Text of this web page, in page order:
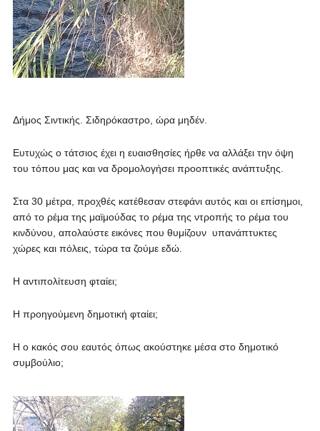
Δήμος Σιντικής. Σιδηρόκαστρο, ώρα μηδέν.
Ευτυχώς ο τάτσιος έχει η ευαισθησίες ήρθε να αλλάξει την όψη
του τόπου μας και να δρομολογήσει προοπτικές ανάπτυξης.
Στα 30 μέτρα, προχθές κατέθεσαν στεφάνι αυτός και οι επίσημοι,
από το ρέμα της μαϊμούδας το ρέμα της ντροπής το ρέμα του
κινδύνου, απολαύστε εικόνες που θυμίζουν υπανάπτυκτες
χώρες και πόλεις, τώρα τα ζούμε εδώ.
Η αντιπολίτευση φταίει;
Η προηγούμενη δημοτική φταίει;
Η ο κακός σου εαυτός όπως ακούστηκε μέσα στο δημοτικό
συμβούλιο;